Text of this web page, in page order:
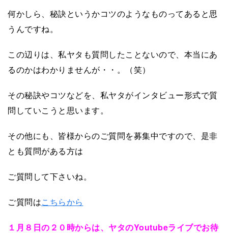
何かしら、秘訣というかコツのようなものってあると思
うんですね。
この辺りは、私ヤタも質問したことないので、本当にあ
るのかはわかりませんが・・。（笑）
その秘訣やコツなどを、私ヤタがインタビュー形式で質
問していこうと思います。
その他にも、皆様からのご質問を募集中ですので、是非
とも質問がある方は
ご質問して下さいね。
ご質問はこちらから
１月８日の２０時からは、ヤタのYoutubeライブでお待